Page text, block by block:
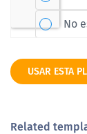
USAR ESTA
Related